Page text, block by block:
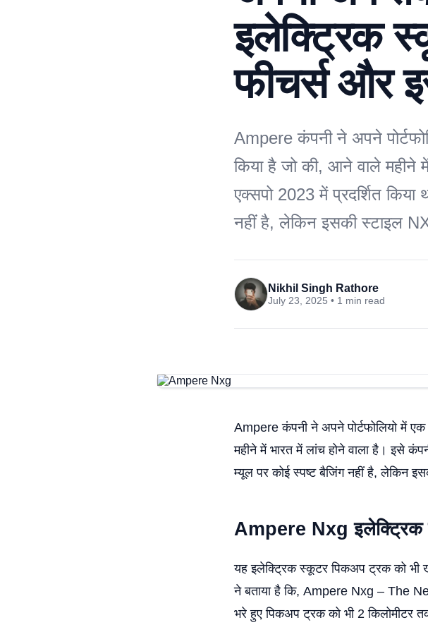
इलेक्ट्रिक
फीचर्स और
Ampere कंपनी ने अपने
किया है जो की, आने वाले महीने
एक्सपो 2023 में प्रदर्शित
नहीं है, लेकिन इसकी स्टाइल
Nikhil Singh Rathore
July 23, 2025 • 1 min read
Ampere कंपनी ने अपने पोर्टफोलियो में
महीने में भारत में लांच होने वाला है। इसे
म्यूल पर कोई स्पष्ट बैजिंग नहीं है, लेकिन
Ampere Nxg
यह इलेक्ट्रिक स्कूटर पिकअप ट्रक को भी
ने बताया है कि, Ampere Nxg – The
भरे हुए पिकअप ट्रक को भी 2 किलोमीटर